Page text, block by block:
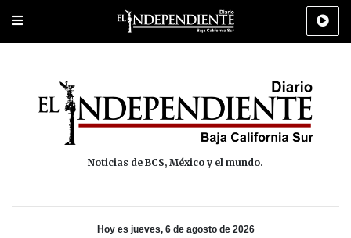
Portada Los Cabos Policiaca Deportes Cultura
Noticias de BCS, México y el mundo.
Hoy es jueves, 6 de agosto de 2026